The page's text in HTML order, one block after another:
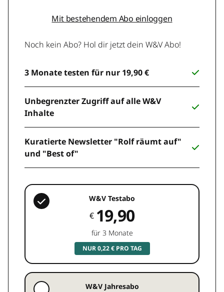
Mit bestehendem Abo einloggen
Noch kein Abo? Hol dir jetzt dein W&V Abo!
3 Monate testen für nur 19,90 €
Unbegrenzter Zugriff auf alle W&V
Inhalte
Kuratierte Newsletter "Rolf räumt auf"
und "Best of"
W&V Testabo
€ 19,90
für 3 Monate
NUR 0,22 € PRO TAG
W&V Jahresabo